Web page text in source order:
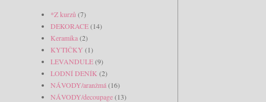
*Z kurzů (7)
DEKORACE(14)
Keramika(2)
KYTIČKY (1)
LEVANDULE(9)
LODNÍ DENÍK (2)
NÁVODY/aranžmá(16)
NÁVODY/decoupage(13)